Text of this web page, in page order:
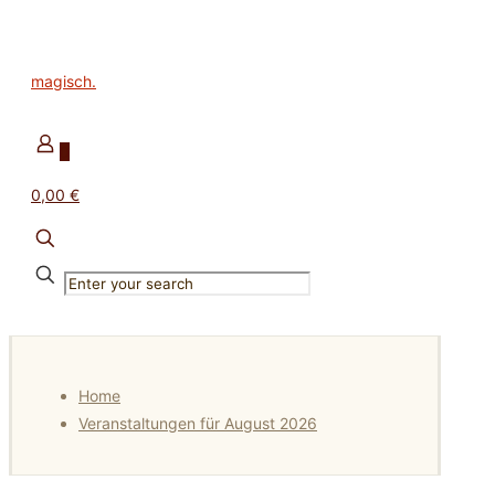
0,00 €
Home
Veranstaltungen für August 2026